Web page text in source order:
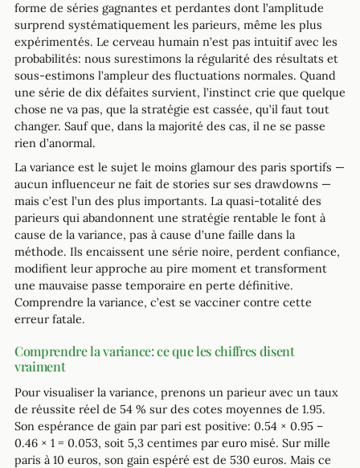
forme de séries gagnantes et perdantes dont l’amplitude
surprend systématiquement les parieurs, même les plus
expérimentés. Le cerveau humain n’est pas intuitif avec les
probabilités: nous surestimons la régularité des résultats et
sous-estimons l’ampleur des fluctuations normales. Quand
une série de dix défaites survient, l’instinct crie que quelque
chose ne va pas, que la stratégie est cassée, qu’il faut tout
changer. Sauf que, dans la majorité des cas, il ne se passe
rien d’anormal.
La variance est le sujet le moins glamour des paris sportifs —
aucun influenceur ne fait de stories sur ses drawdowns —
mais c’est l’un des plus importants. La quasi-totalité des
parieurs qui abandonnent une stratégie rentable le font à
cause de la variance, pas à cause d’une faille dans la
méthode. Ils encaissent une série noire, perdent confiance,
modifient leur approche au pire moment et transforment
une mauvaise passe temporaire en perte définitive.
Comprendre la variance, c’est se vacciner contre cette
erreur fatale.
Comprendre la variance: ce que les chiffres disent
vraiment
Pour visualiser la variance, prenons un parieur avec un taux
de réussite réel de 54 % sur des cotes moyennes de 1.95.
Son espérance de gain par pari est positive: 0.54 × 0.95 –
0.46 × 1 = 0.053, soit 5,3 centimes par euro misé. Sur mille
paris à 10 euros, son gain espéré est de 530 euros. Mais ce